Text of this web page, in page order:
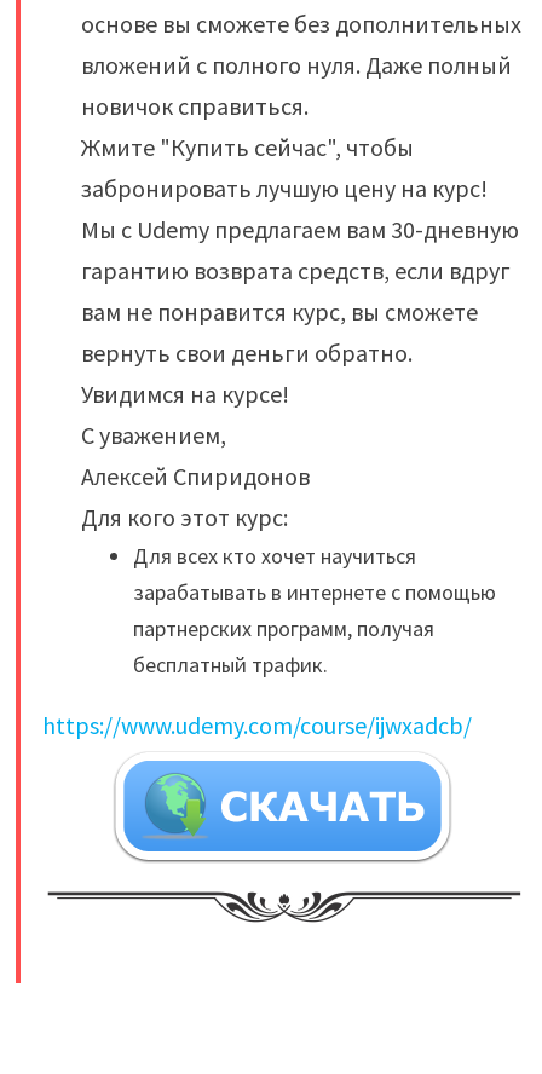
основе вы сможете без дополнительных
вложений с полного нуля. Даже полный
новичок справиться.
Жмите "Купить сейчас", чтобы
забронировать лучшую цену на курс!
Мы с Udemy предлагаем вам 30-дневную
гарантию возврата средств, если вдруг
вам не понравится курс, вы сможете
вернуть свои деньги обратно.
Увидимся на курсе!
С уважением,
Алексей Спиридонов
Для кого этот курс:
Для всех кто хочет научиться
зарабатывать в интернете с помощью
партнерских программ, получая
бесплатный трафик.
https://www.udemy.com/course/ijwxadcb/